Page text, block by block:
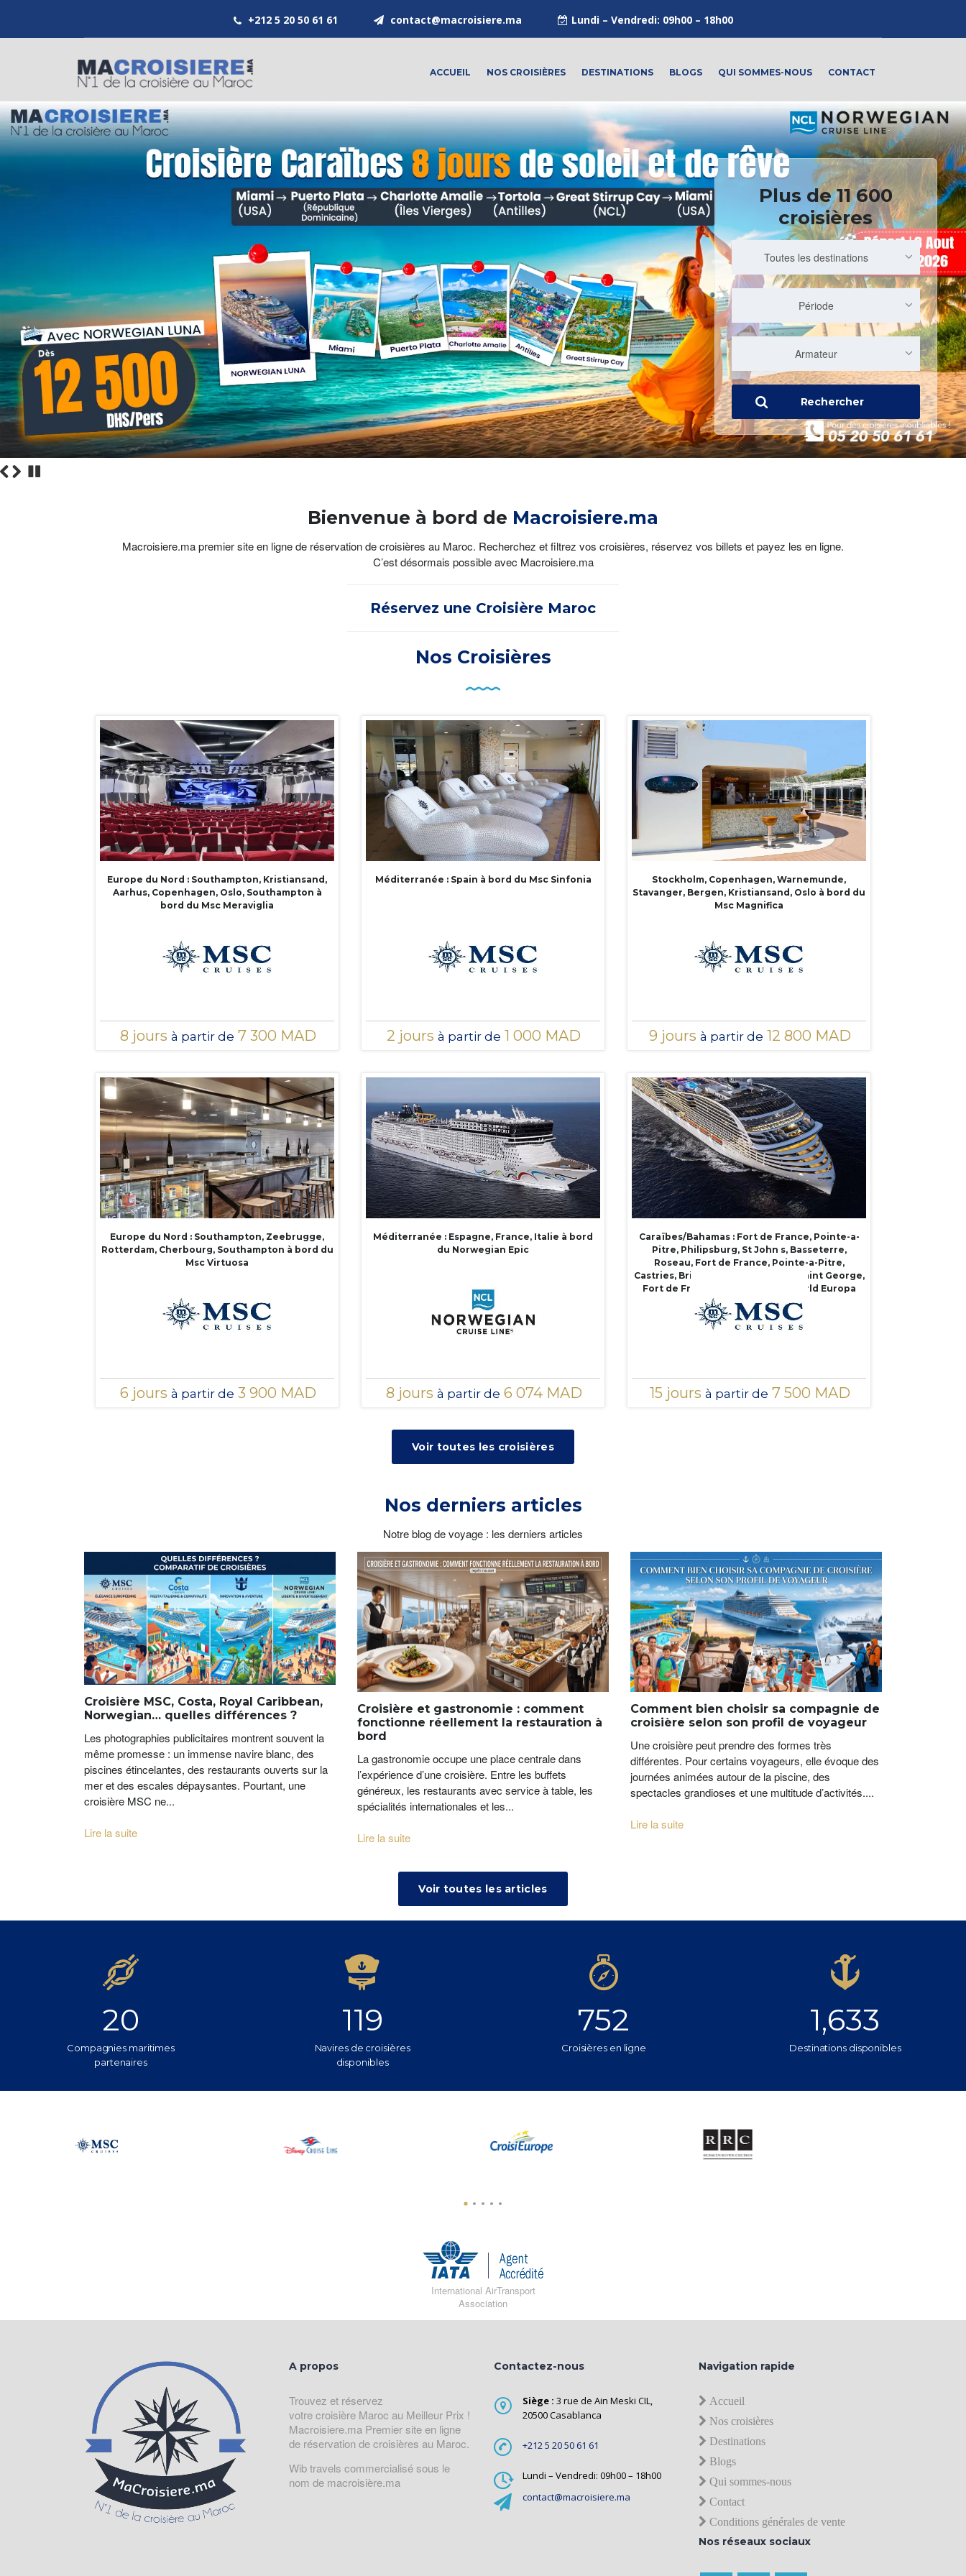
Lundi – Vendredi: 09h00 – 18h00
contact@macroisiere.ma
+212 5 20 50 61 61
ACCUEIL NOS CROISIÈRES DESTINATIONS BLOGS QUI SOMMES-NOUS CONTACT
Plus de 11 600
croisières
Toutes les destinations
Période
Armateur
Rechercher
Bienvenue à bord de Macroisiere.ma
Macroisiere.ma premier site en ligne de réservation de croisières au Maroc. Recherchez et filtrez vos croisières, réservez vos billets et payez les en ligne.
C’est désormais possible avec Macroisiere.ma
Réservez une Croisière Maroc
Nos Croisières
Europe du Nord : Southampton, Kristiansand,
Aarhus, Copenhagen, Oslo, Southampton à
bord du Msc Meraviglia
8 jours à partir de 7 300 MAD
Méditerranée : Spain à bord du Msc Sinfonia
2 jours à partir de 1 000 MAD
Stockholm, Copenhagen, Warnemunde,
Stavanger, Bergen, Kristiansand, Oslo à bord du
Msc Magnifica
9 jours à partir de 12 800 MAD
Europe du Nord : Southampton, Zeebrugge,
Rotterdam, Cherbourg, Southampton à bord du
Msc Virtuosa
6 jours à partir de 3 900 MAD
Méditerranée : Espagne, France, Italie à bord
du Norwegian Epic
8 jours à partir de 6 074 MAD
Caraïbes/Bahamas : Fort de France, Pointe-a-
Pitre, Philipsburg, St John s, Basseterre,
Roseau, Fort de France, Pointe-a-Pitre,
Castries, Bridgetown, Kingstown, Saint George,
Fort de France à bord du MSC World Europa
15 jours à partir de 7 500 MAD
Voir toutes les croisières
Nos derniers articles
Notre blog de voyage : les derniers articles
Croisière MSC, Costa, Royal Caribbean,
Norwegian… quelles différences ?
Les photographies publicitaires montrent souvent la
même promesse : un immense navire blanc, des
piscines étincelantes, des restaurants ouverts sur la
mer et des escales dépaysantes. Pourtant, une
croisière MSC ne...
Lire la suite
Croisière et gastronomie : comment
fonctionne réellement la restauration à
bord
La gastronomie occupe une place centrale dans
l’expérience d’une croisière. Entre les buffets
généreux, les restaurants avec service à table, les
spécialités internationales et les...
Lire la suite
Comment bien choisir sa compagnie de
croisière selon son profil de voyageur
Une croisière peut prendre des formes très
différentes. Pour certains voyageurs, elle évoque des
journées animées autour de la piscine, des
spectacles grandioses et une multitude d’activités....
Lire la suite
Voir toutes les articles
20
Compagnies maritimes
partenaires
119
Navires de croisières
disponibles
752
Croisières en ligne
1,633
Destinations disponibles
International AirTransport
Association
A propos
Trouvez et réservez
votre croisière Maroc au Meilleur Prix !
Macroisiere.ma Premier site en ligne
de réservation de croisières au Maroc.
Wib travels commercialisé sous le
nom de macroisière.ma
Contactez-nous
Siège : 3 rue de Ain Meski CIL,
20500 Casablanca
+212 5 20 50 61 61
Lundi – Vendredi: 09h00 – 18h00
contact@macroisiere.ma
Navigation rapide
Accueil
Nos croisières
Destinations
Blogs
Qui sommes-nous
Contact
Conditions générales de vente
Nos réseaux sociaux